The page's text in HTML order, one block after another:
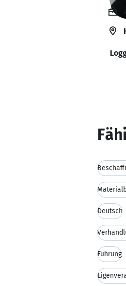
Deutsch
Führung